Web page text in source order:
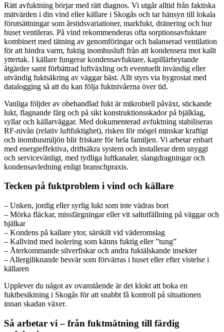
Rätt avfuktning börjar med rätt diagnos. Vi utgår alltid från faktiska
mätvärden i din vind eller källare i Skogås och tar hänsyn till lokala
förutsättningar som årstidsvariationer, markfukt, dränering och hur
huset ventileras. På vind rekommenderas ofta sorptionsavfuktare
kombinert med tätning av genomföringar och balanserad ventilation
för att hindra varm, fuktig inomhusluft från att kondensera mot kallt
yttertak. I källare fungerar kondensavfuktare, kapillärbrytande
åtgärder samt förbättrad luftväxling och eventuellt invändig eller
utvändig fuktsäkring av väggar bäst. Allt styrs via hygrostat med
datalogging så att du kan följa fuktnivåerna över tid.
Vanliga följder av obehandlad fukt är mikrobiell påväxt, stickande
lukt, flagnande färg och på sikt konstruktionsskador på bjälklag,
syllar och källarväggar. Med dokumenterad avfuktning stabiliseras
RF-nivån (relativ luftfuktighet), risken för mögel minskar kraftigt
och inomhusmiljön blir friskare för hela familjen. Vi arbetar enbart
med energieffektiva, driftsäkra system och installerar dem snyggt
och servicevänligt, med tydliga luftkanaler, slangdragningar och
kondensavledning enligt branschpraxis.
Tecken på fuktproblem i vind och källare
– Unken, jordig eller syrlig lukt som inte vädras bort
– Mörka fläckar, missfärgningar eller vit saltutfällning på väggar och
bjälkar
– Kondens på kallare ytor, särskilt vid väderomslag
– Kallvind med isolering som känns fuktig eller ”tung”
– Återkommande silverfiskar och andra fuktälskande insekter
– Allergiliknande besvär som förvärras i huset eller efter vistelse i
källaren
Upplever du något av ovanstående är det klokt att boka en
fuktbesiktning i Skogås för att snabbt få kontroll på situationen
innan skadan växer.
Så arbetar vi – från fuktmätning till färdig